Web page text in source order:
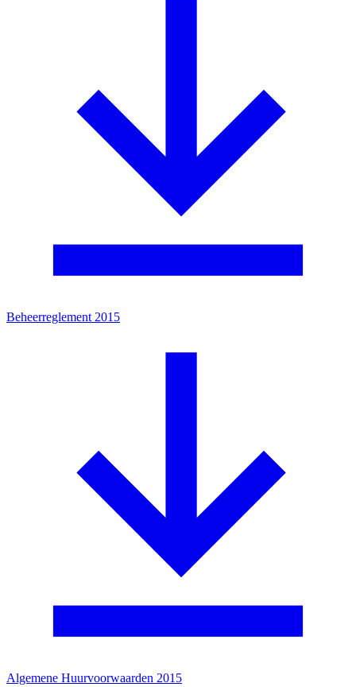
Beheerreglement 2015
Algemene Huurvoorwaarden 2015